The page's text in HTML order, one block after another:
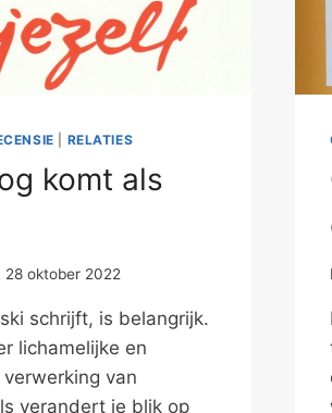
RELATIES
komt als
28 oktober 2022
schrijft, is belangrijk.
lichamelijke en
van
verandert je blik op